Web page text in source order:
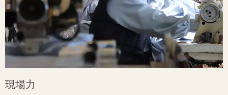
現場力